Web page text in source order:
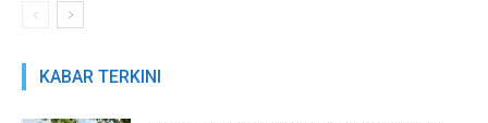
KABAR TERKINI